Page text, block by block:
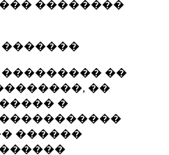
��������
�������
��
��
�
������